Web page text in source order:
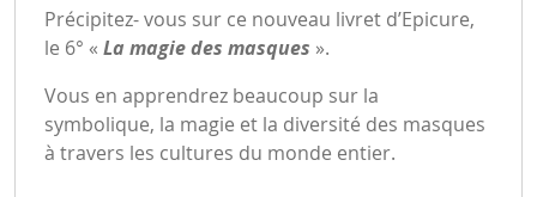
Précipitez- vous sur ce nouveau livret d’Epicure,
le 6° « La magie des masques ».
Vous en apprendrez beaucoup sur la
symbolique, la magie et la diversité des masques
à travers les cultures du monde entier.